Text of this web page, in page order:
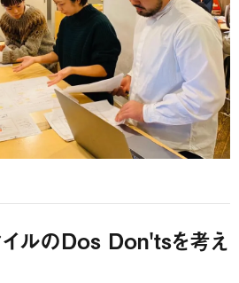
イルのDos Don'tsを考え